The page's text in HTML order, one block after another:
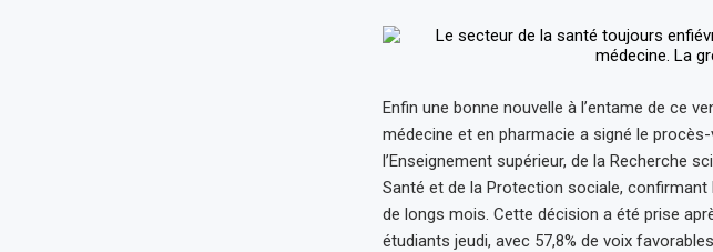
Enfin une bonne nouvelle à l’entame de ce
médecine et en pharmacie a signé le
l’Enseignement supérieur, de la Recherche
Santé et de la Protection sociale, confirmant
de longs mois. Cette décision a été prise
étudiants jeudi, avec 57,8% de voix